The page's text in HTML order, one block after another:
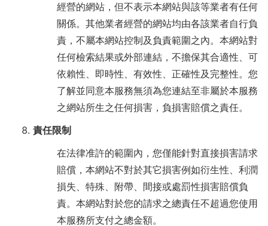
經營的網站，但不表示本網站與該等業者有任何
關係。其他業者經營的網站均由各該業者自行負
責，不屬本網站控制及負責範圍之內。本網站對
任何檢索結果或外部連結，不擔保其合適性、可
依賴性、即時性、有效性、正確性及完整性。您
了解並同意本服務無須為您連結至非屬於本服務
之網站所生之任何損害，負損害賠償之責任。
責任限制
在法律准許的範圍內，您僅能針對直接損害請求
賠償，本網站不對於其它損害例如衍生性、利潤
損失、特殊、附帶、間接或處罰性損害賠償負
責。本網站對於您的請求之總責任不超過您使用
本服務所支付之總金額。